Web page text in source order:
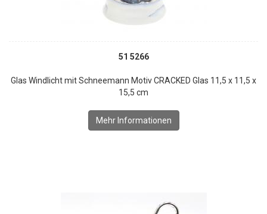
51 5266
Glas Windlicht mit Schneemann Motiv CRACKED Glas 11,5 x 11,5 x
15,5 cm
Mehr Informationen